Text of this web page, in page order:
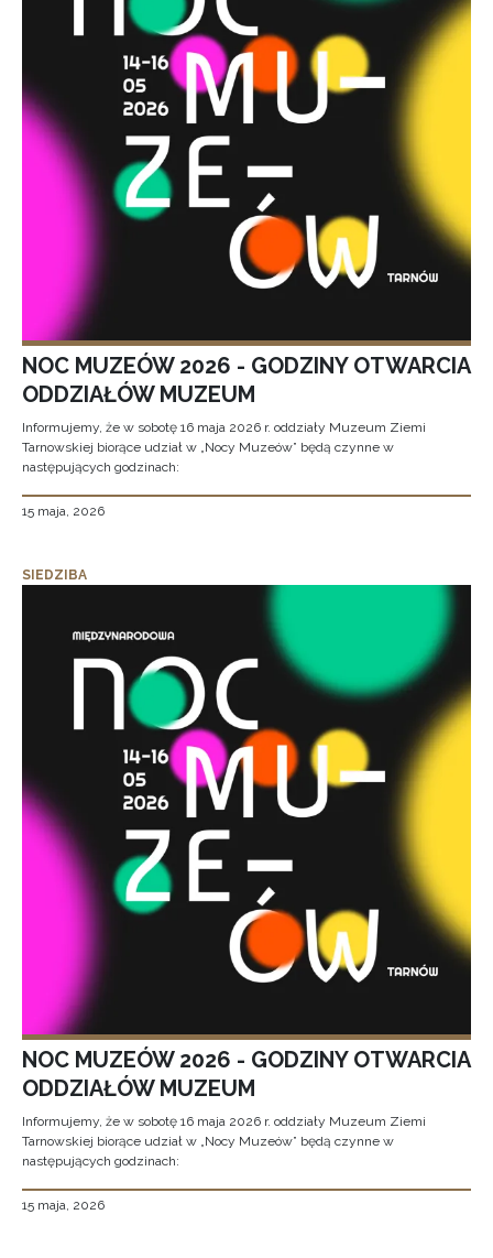
NOC MUZEÓW 2026 - GODZINY OTWARCIA
ODDZIAŁÓW MUZEUM
Informujemy, że w sobotę 16 maja 2026 r. oddziały Muzeum Ziemi
Tarnowskiej biorące udział w „Nocy Muzeów” będą czynne w
następujących godzinach:
15 maja, 2026
SIEDZIBA
NOC MUZEÓW 2026 - GODZINY OTWARCIA
ODDZIAŁÓW MUZEUM
Informujemy, że w sobotę 16 maja 2026 r. oddziały Muzeum Ziemi
Tarnowskiej biorące udział w „Nocy Muzeów” będą czynne w
następujących godzinach:
15 maja, 2026